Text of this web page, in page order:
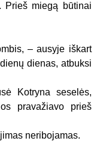
Prieš miegą būtinai
– ausyje iškart
dienas, atbuksi
Kotryna seselės,
pravažiavo prieš
neribojamas.